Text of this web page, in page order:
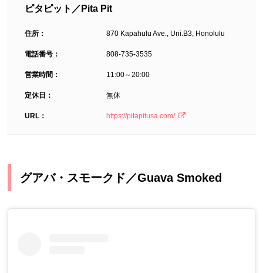
ピタピット／Pita Pit
住所： 870 Kapahulu Ave., Uni.B3, Honolulu
電話番号： 808-735-3535
営業時間： 11:00～20:00
定休日： 無休
URL： https://pitapitusa.com/
グアバ・スモークド／Guava Smoked